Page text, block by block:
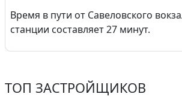
Время в пути от Савеловского
станции составляет 27 минут.
ТОП ЗАСТРОЙЩИКОВ